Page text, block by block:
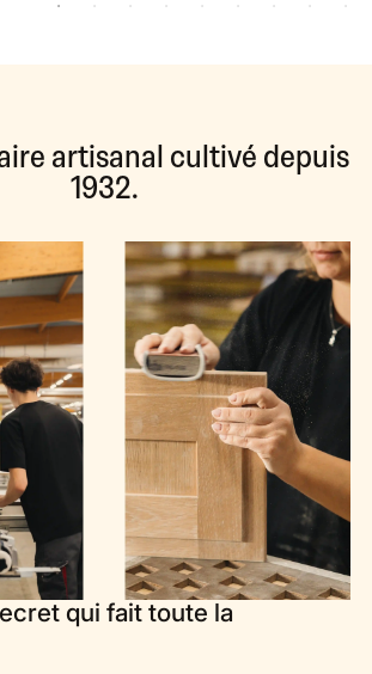
artisanal cultivé depuis
1932.
qui fait toute la